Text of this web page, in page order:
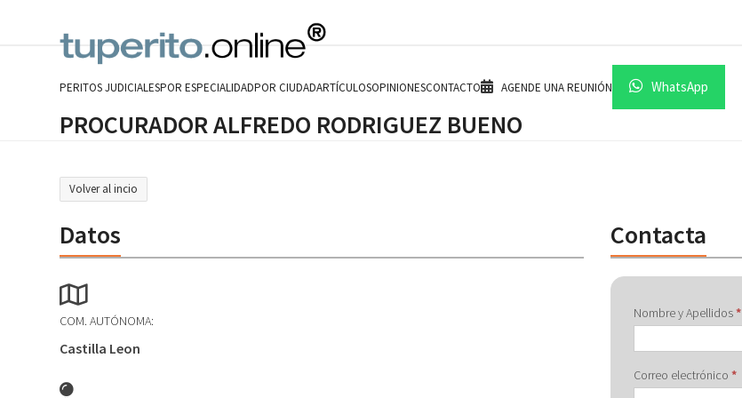
PERITOS JUDICIALESPOR ESPECIALIDADPOR CIUDADARTÍCULOSOPINIONESCONTACTO AGENDE UNA REUNIÓN WhatsApp
PROCURADOR ALFREDO RODRIGUEZ BUENO
Volver al incio
Datos
COM. AUTÓNOMA:
Castilla Leon
Contacta
Contactar
con
Nombre y Apellidos*
Correo electrónico *